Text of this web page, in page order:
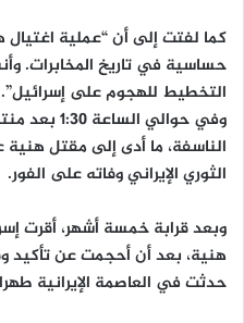
كما لفتت إلى أن “عملية اغتيال
حساسية في تاريخ المخابرات.
التخطيط للهجوم على إسرائيل”.
وفي حوالي
الناسفة، ما أدى إلى مقتل
الثوري الإيراني وفاته على الفور.
وبعد قرابة خمسة أشهر، أقرت
هنية، بعد أن أحجمت عن تأكيد
حدثت في العاصمة الإيرانية